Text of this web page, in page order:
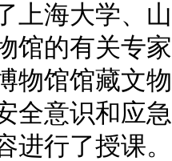
上海大学、
馆的有关专
物馆馆藏文
全意识和应
进行了授课。